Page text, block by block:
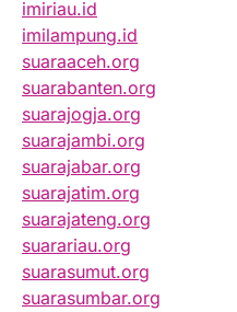
imiriau.id
imilampung.id
suaraaceh.org
suarabanten.org
suarajogja.org
suarajambi.org
suarajabar.org
suarajatim.org
suarajateng.org
suarariau.org
suarasumut.org
suarasumbar.org